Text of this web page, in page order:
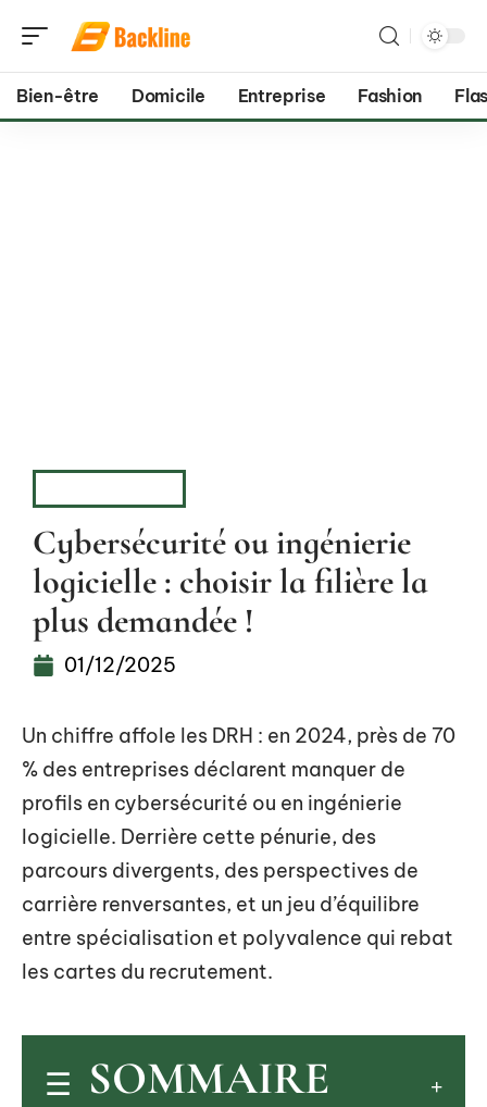
Bien-être Domicile Entreprise Fashion
Cybersécurité ou ingénierie
logicielle : choisir la filière la
plus demandée !
01/12/2025
Un chiffre affole les DRH : en 2024, près de 70
% des entreprises déclarent manquer de
profils en cybersécurité ou en ingénierie
logicielle. Derrière cette pénurie, des
parcours divergents, des perspectives de
carrière renversantes, et un jeu d’équilibre
entre spécialisation et polyvalence qui rebat
les cartes du recrutement.
SOMMAIRE